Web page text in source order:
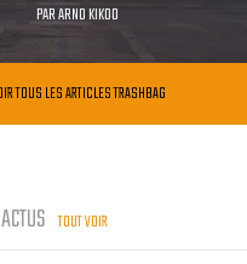
PARARNO KIKOO
TOUS LES ARTICLES TRASHBAG
TOUT VOIR